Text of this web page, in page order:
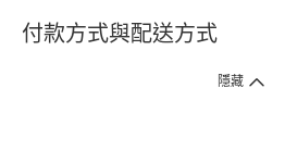
付款方式與配送方式
隱藏